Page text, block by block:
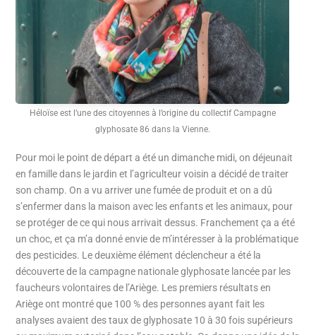
Héloïse est l’une des citoyennes à l’origine du collectif Campagne
glyphosate 86 dans la Vienne.
Pour moi le point de départ a été un dimanche midi, on déjeunait
en famille dans le jardin et l’agriculteur voisin a décidé de traiter
son champ. On a vu arriver une fumée de produit et on a dû
s’enfermer dans la maison avec les enfants et les animaux, pour
se protéger de ce qui nous arrivait dessus. Franchement ça a été
un choc, et ça m’a donné envie de m’intéresser à la problématique
des pesticides. Le deuxième élément déclencheur a été la
découverte de la campagne nationale glyphosate lancée par les
faucheurs volontaires de l’Ariège. Les premiers résultats en
Ariège ont montré que 100 % des personnes ayant fait les
analyses avaient des taux de glyphosate 10 à 30 fois supérieurs